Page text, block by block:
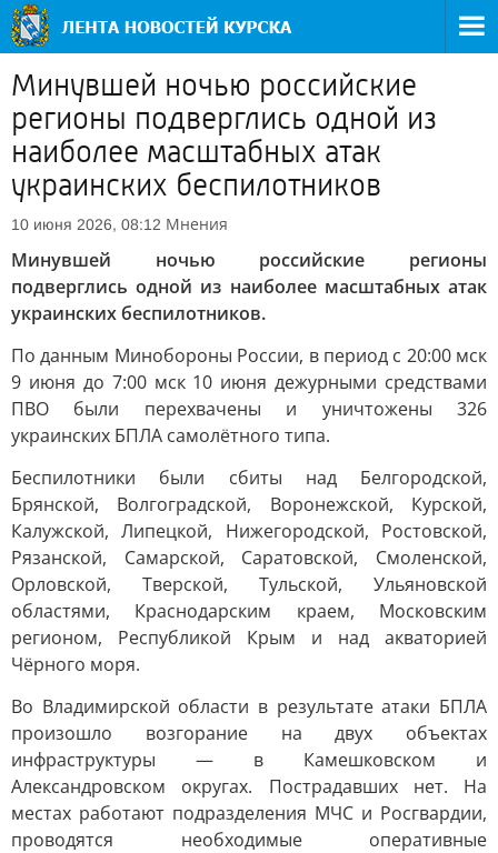
Минувшей ночью российские
регионы подверглись одной из
наиболее масштабных атак
украинских беспилотников
10 июня 2026, 08:12 Мнения
Минувшей ночью российские регионы
подверглись одной из наиболее масштабных атак
украинских беспилотников.
По данным Минобороны России, в период с 20:00 мск
9 июня до 7:00 мск 10 июня дежурными средствами
ПВО были перехвачены и уничтожены 326
украинских БПЛА самолётного типа.
Беспилотники были сбиты над Белгородской,
Брянской, Волгоградской, Воронежской, Курской,
Калужской, Липецкой, Нижегородской, Ростовской,
Рязанской, Самарской, Саратовской, Смоленской,
Орловской, Тверской, Тульской, Ульяновской
областями, Краснодарским краем, Московским
регионом, Республикой Крым и над акваторией
Чёрного моря.
Во Владимирской области в результате атаки БПЛА
произошло возгорание на двух объектах
инфраструктуры — в Камешковском и
Александровском округах. Пострадавших нет. На
местах работают подразделения МЧС и Росгвардии,
проводятся необходимые оперативные